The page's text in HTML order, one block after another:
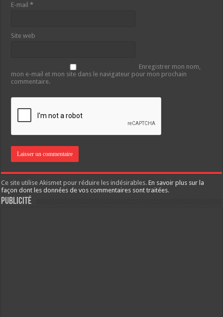
E-mail*
Site web
Enregistrer mon nom,
mon e-mail et mon site dans le navigateur pour mon prochain
commentaire.
Ce site utilise Akismet pour réduire les indésirables.En savoir plus sur la
façon dont les données de vos commentaires sont traitées.
Publicité